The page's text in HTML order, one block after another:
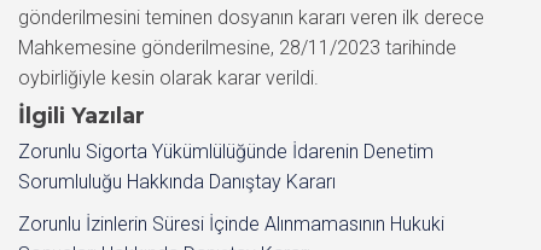
gönderilmesini teminen dosyanın kararı veren ilk derece
Mahkemesine gönderilmesine, 28/11/2023 tarihinde
oybirliğiyle kesin olarak karar verildi.
İlgili Yazılar
Zorunlu Sigorta Yükümlülüğünde İdarenin Denetim
Sorumluluğu Hakkında Danıştay Kararı
Zorunlu İzinlerin Süresi İçinde Alınmamasının Hukuki